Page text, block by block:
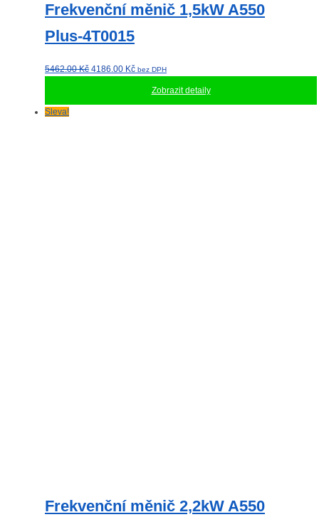
Frekvenční měnič 1,5kW A550
Plus-4T0015
5462.00Kč Původní
4186.00 KčAktuální
bez DPH
Zobrazit detaily
Sleva!
Frekvenční měnič 2,2kW A550